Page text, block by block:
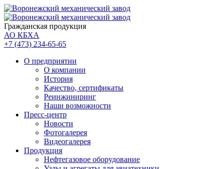
Гражданская продукция
АО КБХА
+7 (473) 234-65-65
О предприятии
О компании
История
Качество, сертификаты
Реинжиниринг
Наши возможности
Пресс-центр
Новости
Фотогалерея
Видеогалерея
Продукция
Нефтегазовое оборудование